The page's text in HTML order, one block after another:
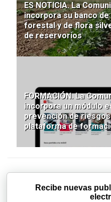
ES NOTICIA. La
incorpora su banco
forestal y de flora
de reservorios
FORMACIÓN. La
incorpora un módulo
prevención de
plataforma de
Recibe nuevas